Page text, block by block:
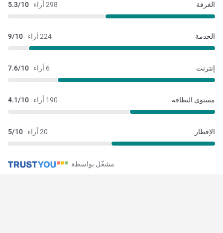
298 أراء 5.3/10 الغرفة
224 أراء 9/10 الخدمة
6 أراء 7.6/10 إنترنت
190 أراء 4.1/10 مستوى النظافة
20 أراء 5/10 الإفطار
مشغّل بواسطة